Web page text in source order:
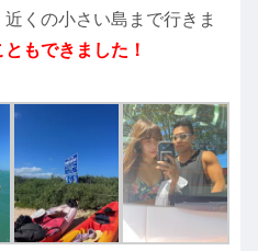
くの小さい島まで行きま
もできました！